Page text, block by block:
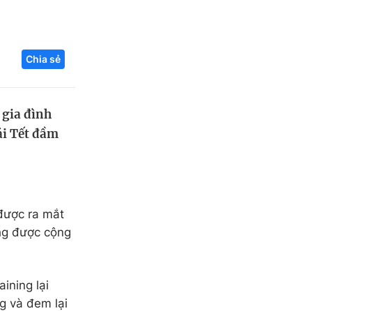
Công nghệ tương lai
trường
Chia sẻ
gia đình
Tết đầm
ra mắt
được cộng
lại
và đem lại